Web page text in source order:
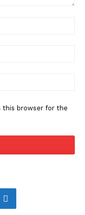
this browser for the